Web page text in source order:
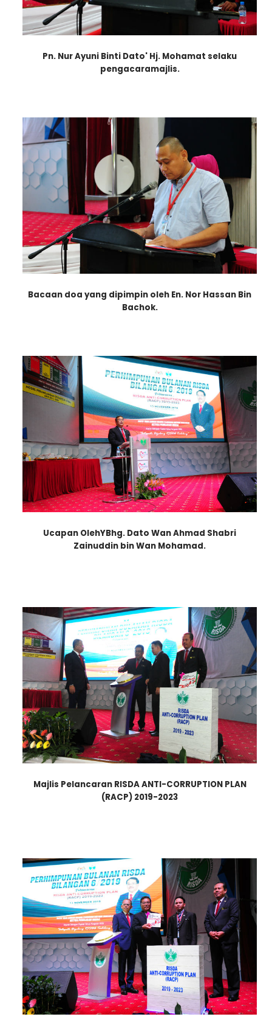
Pn. Nur Ayuni Binti Dato' Hj. Mohamat selaku
pengacaramajlis.
Bacaan doa yang dipimpin oleh En. Nor Hassan Bin
Bachok.
Ucapan OlehYBhg. Dato Wan Ahmad Shabri
Zainuddin bin Wan Mohamad.
Majlis Pelancaran RISDA ANTI-CORRUPTION PLAN
(RACP) 2019-2023
Loading AiRIS...